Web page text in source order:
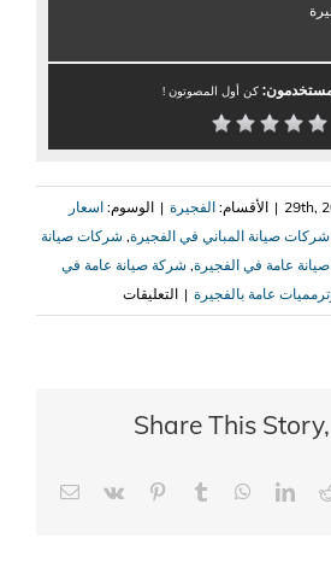
كن أول المصوتون !
| الأقسام: الفجيرة | الوسوم: اسعار
شركات صيانة المباني في الفجيرة, شركات صيانة
عامة في الفجيرة, شركة صيانة عامة في
عامة بالفجيرة | التعليقاتعلى
شركة
صيانة
Share This
Reddit
LinkedIn
WhatsApp
Tumblr
Pinterest
Vk
Email